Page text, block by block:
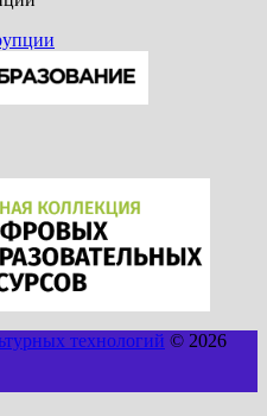
технологий © 2026